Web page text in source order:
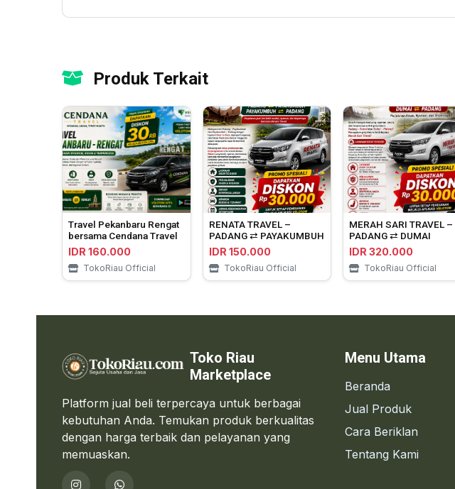
Produk Terkait
Travel Pekanbaru Rengat
bersama Cendana Travel
IDR 160.000
TokoRiau Official
RENATA TRAVEL –
PADANG ⇄ PAYAKUMBUH
IDR 150.000
TokoRiau Official
MERAH SARI TRAVEL –
PADANG ⇄ DUMAI
IDR 320.000
TokoRiau Official
Toko Riau
Marketplace
Platform jual beli terpercaya untuk berbagai
kebutuhan Anda. Temukan produk berkualitas
dengan harga terbaik dan pelayanan yang
memuaskan.
Menu Utama
Beranda
Jual Produk
Cara Beriklan
Tentang Kami